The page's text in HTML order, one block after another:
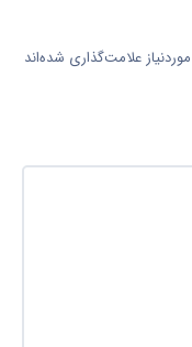
علامت‌گذاری شده‌اند